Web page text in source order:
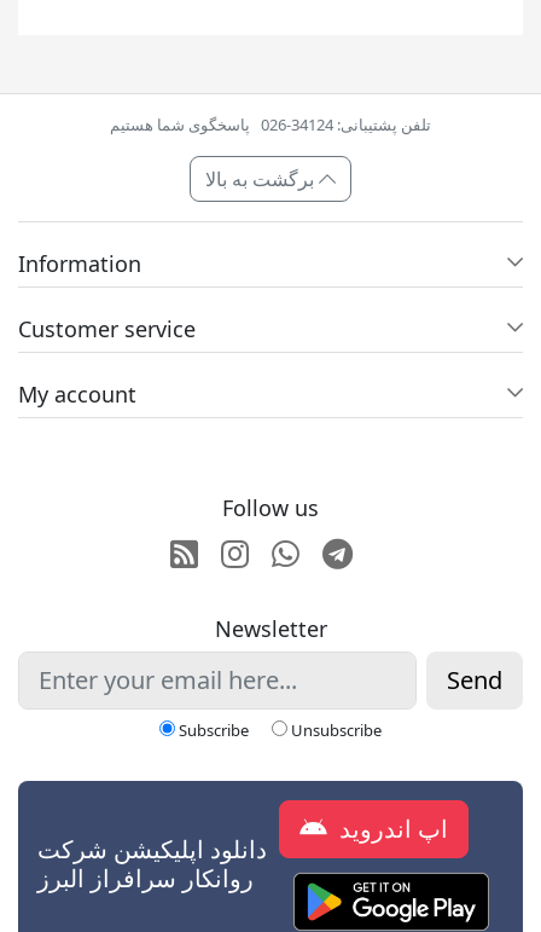
تلفن پشتیبانی: 34124-026 پاسخگوی شما هستیم
Information
Customer service
My account
Follow us
RSSInstagram
Whatsapp
Telegram
Newsletter
Send
Subscribe Unsubscribe
دانلود اپلیکیشن شرکت
روانکار سرافراز البرز
اپ اندروید